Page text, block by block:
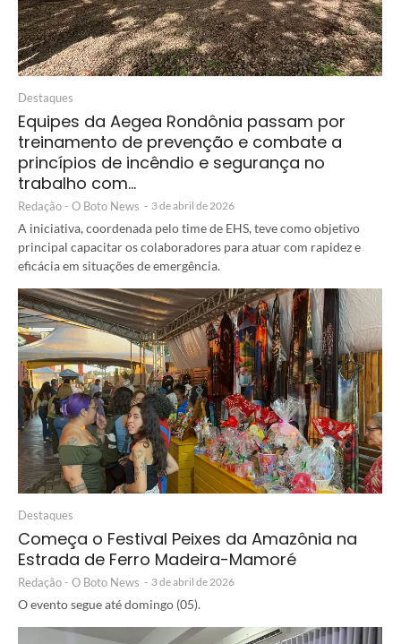
Destaques
Equipes da Aegea Rondônia passam por
treinamento de prevenção e combate a
princípios de incêndio e segurança no
trabalho com…
Redação - O Boto News - 3 de abril de 2026
A iniciativa, coordenada pelo time de EHS, teve como objetivo
principal capacitar os colaboradores para atuar com rapidez e
eficácia em situações de emergência.
Destaques
Começa o Festival Peixes da Amazônia na
Estrada de Ferro Madeira-Mamoré
Redação - O Boto News - 3 de abril de 2026
O evento segue até domingo (05).